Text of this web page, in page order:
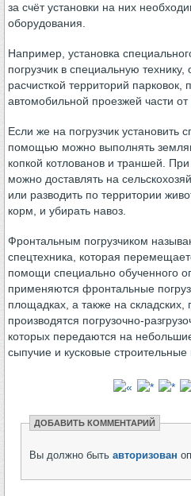
за счёт установки на них
оборудования.
Например, установка
погрузчик в специальную
расчисткой территорий
автомобильной проезжей части от
Если же на погрузчик установить
помощью можно выполнять
копкой котлованов и траншей.
можно доставлять на
или разводить по территории
корм, и убирать навоз.
Фронтальным погрузчиком
спецтехника, которая
помощи специально обученного
применяются фронтальные
площадках, а также на
производятся погрузочно-
которых передаются на
сыпучие и кусковые строительные
ДОБАВИТЬ КОММЕНТАРИЙ
Вы должно быть авторизован